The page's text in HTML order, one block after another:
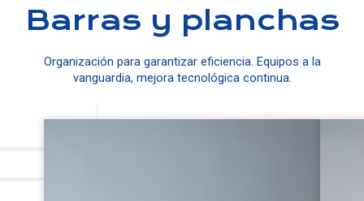
Barras y planchas
Organización para garantizar eficiencia. Equipos a la
vanguardia, mejora tecnológica continua.